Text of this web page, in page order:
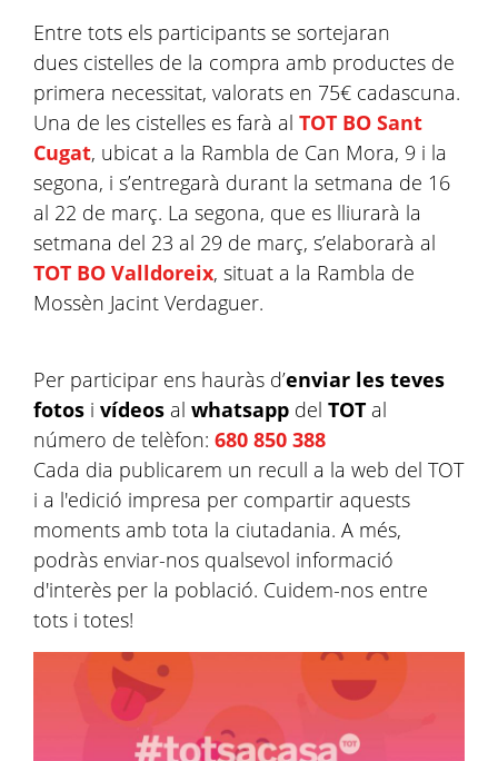
Entre tots els participants se sortejaran
dues cistelles de la compra amb productes de
primera necessitat, valorats en 75€ cadascuna.
Una de les cistelles es farà al TOT BO Sant
Cugat, ubicat a la Rambla de Can Mora, 9 i la
segona, i s’entregarà durant la setmana de 16
al 22 de març. La segona, que es lliurarà la
setmana del 23 al 29 de març, s’elaborarà al
TOT BO Valldoreix, situat a la Rambla de
Mossèn Jacint Verdaguer.
Per participar ens hauràs d’enviar les teves
fotos i vídeos al whatsapp del TOT al
número de telèfon: 680 850 388
Cada dia publicarem un recull a la web del TOT
i a l'edició impresa per compartir aquests
moments amb tota la ciutadania. A més,
podràs enviar-nos qualsevol informació
d'interès per la població. Cuidem-nos entre
tots i totes!